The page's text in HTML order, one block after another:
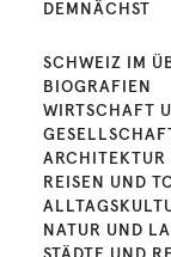
DEMNÄCHST
SCHWEIZ IM
BIOGRAFIEN
WIRTSCHAFT
ARCHITEKTUR
REISEN UND
NATUR UND